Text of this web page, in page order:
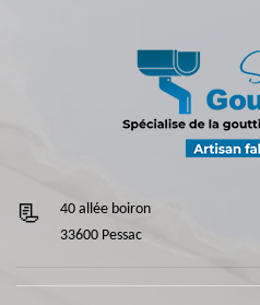
40 allée boiron
33600 Pessac